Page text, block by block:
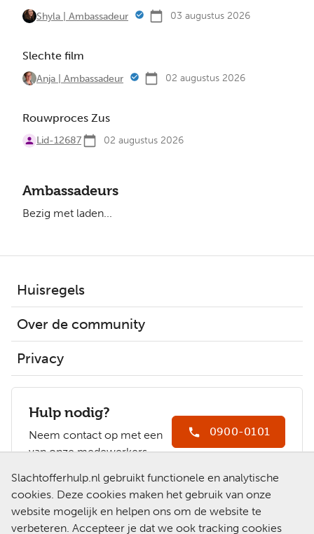
Slachtofferhulp.nl gebruikt functionele en analytische
cookies. Deze cookies maken het gebruik van onze
website mogelijk en helpen ons om de website te
verbeteren. Accepteer je dat we ook tracking cookies
Shyla | Ambassadeur 03 augustus 2026
Slechte film
Anja | Ambassadeur 02 augustus 2026
Rouwproces Zus
Lid-12687 02 augustus 2026
Ambassadeurs
Bezig met laden...
Huisregels
Over de community
Privacy
Hulp nodig?
Neem contact op met een
van onze medewerkers.
0900-0101
Slachtofferhulp.nl
Chat met een
medewerker